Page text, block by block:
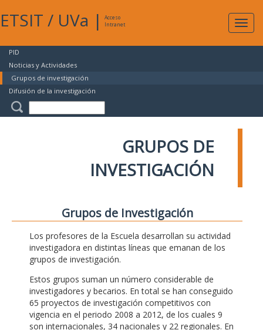
ETSIT / UVa |
Acceso
Intranet
PID
Noticias y Actividades
Grupos de investigación
Difusión de la investigación
GRUPOS DE
INVESTIGACIÓN
Grupos de Investigación
Los profesores de la Escuela desarrollan su actividad
investigadora en distintas líneas que emanan de los
grupos de investigación.
Estos grupos suman un número considerable de
investigadores y becarios. En total se han conseguido
65 proyectos de investigación competitivos con
vigencia en el periodo 2008 a 2012, de los cuales 9
son internacionales, 34 nacionales y 22 regionales. En